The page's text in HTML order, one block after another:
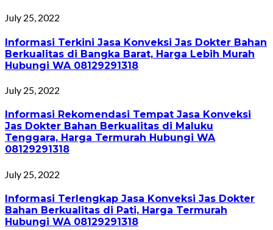
July 25, 2022
Informasi Terkini Jasa Konveksi Jas Dokter Bahan
Berkualitas di Bangka Barat, Harga Lebih Murah
Hubungi WA 08129291318
July 25, 2022
Informasi Rekomendasi Tempat Jasa Konveksi
Jas Dokter Bahan Berkualitas di Maluku
Tenggara, Harga Termurah Hubungi WA
08129291318
July 25, 2022
Informasi Terlengkap Jasa Konveksi Jas Dokter
Bahan Berkualitas di Pati, Harga Termurah
Hubungi WA 08129291318